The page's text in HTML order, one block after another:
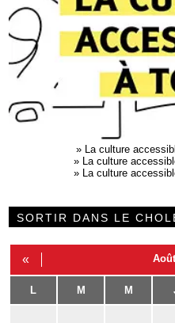
» La culture
» La culture
» La culture
SORTIR DANS LE
«
L M M